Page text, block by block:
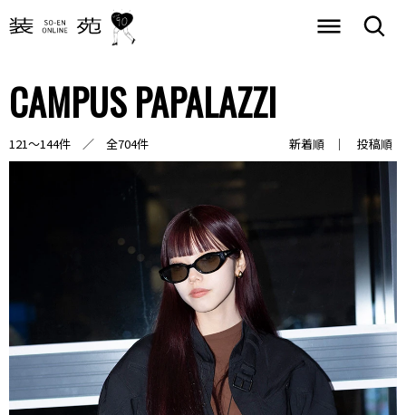
CAMPUS PAPALAZZI
121～144件 ／ 全704件 新着順 投稿順